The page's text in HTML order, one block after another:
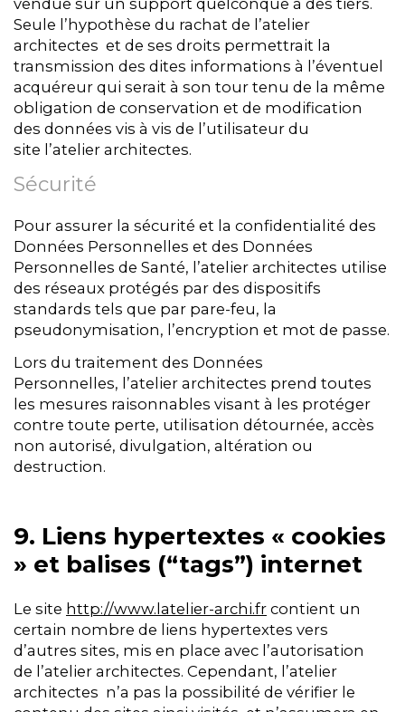
Seule l’hypothèse du rachat de l’atelier
architectes et de ses droits permettrait la
transmission des dites informations à l’éventuel
acquéreur qui serait à son tour tenu de la même
obligation de conservation et de modification
des données vis à vis de l’utilisateur du
site l’atelier architectes.
Sécurité
Pour assurer la sécurité et la confidentialité des
Données Personnelles et des Données
Personnelles de Santé, l’atelier architectes utilise
des réseaux protégés par des dispositifs
standards tels que par pare-feu, la
pseudonymisation, l’encryption et mot de passe.
Lors du traitement des Données
Personnelles, l’atelier architectes prend toutes
les mesures raisonnables visant à les protéger
contre toute perte, utilisation détournée, accès
non autorisé, divulgation, altération ou
destruction.
9. Liens hypertextes « cookies
» et balises (“tags”) internet
Le site http://www.latelier-archi.fr contient un
certain nombre de liens hypertextes vers
d’autres sites, mis en place avec l’autorisation
de l’atelier architectes. Cependant, l’atelier
architectes n’a pas la possibilité de vérifier le